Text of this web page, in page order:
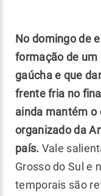
No domingo de
formação de
gaúcha e que
frente fria no
ainda mantém o
organizado da
país. Vale
Grosso do Sul e
temporais são